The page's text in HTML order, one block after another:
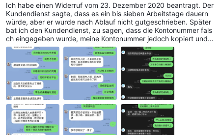
Ich habe einen Widerruf vom 23. Dezember 2020 beantragt. Der
Kundendienst sagte, dass es ein bis sieben Arbeitstage dauern
würde, aber er wurde nach Ablauf nicht gutgeschrieben. Später
bat ich den Kundendienst, zu sagen, dass die Kontonummer fals
ch eingegeben wurde, meine Kontonummer jedoch kopiert und e
ingefügt wurde. Treffen Sie den Mann, der mich auf der Dating-
Plattform geführt hat. Ich kann nicht arbeiten, weil ich an Krebs l
eide. Ich bin zu Hause und hoffe, dass sich jemand darum kümm
ern kann. Dieser Mann unterhielt sich jeden Tag von morgens bis
abends mit mir, ermutigte mich, hart zusammenzuarbeiten, und
wollte mich mitnehmen, um Gewinn zu machen und meine Hypot
hek zurückzuzahlen. Der Mann verlor schließlich den Kontakt un
d las die Informationen nicht. Das Geld auf dem Konto ist mein le
bensrettendes Geld. Es wird verwendet, um den Körper nach Kre
bs zu unterstützen. Jetzt bin ich sehr besorgt über das Wiedera
uftreten von Krebs.